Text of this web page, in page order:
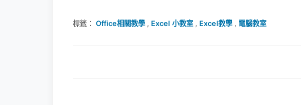
標籤： Office相關教學, Excel 小教室 , Excel教學, 電腦教室